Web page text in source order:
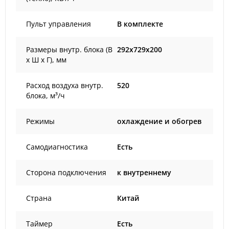
Пульт управления В комплекте
Размеры внутр. блока (В
х Ш х Г), мм
292x729x200
Расход воздуха внутр.
блока, м³/ч
520
Режимы охлаждение и обогрев
Самодиагностика Есть
Сторона подключения к внутреннему
Страна Китай
Таймер Есть